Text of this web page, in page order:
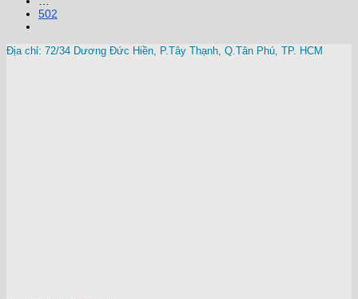
502
Địa chỉ: 72/34 Dương Đức Hiền, P.Tây Thạnh, Q.Tân Phú, TP. HCM